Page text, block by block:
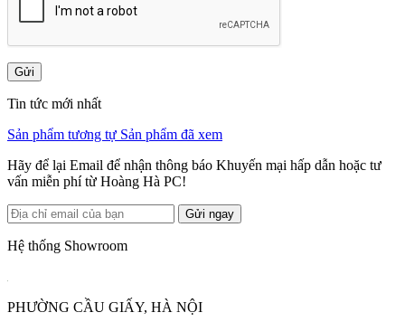
Gửi
Tin tức mới nhất
Sản phẩm tương tự Sản phẩm đã xem
Hãy để lại Email để nhận thông báo Khuyến mại hấp dẫn hoặc tư
vấn miễn phí từ Hoàng Hà PC!
Gửi ngay
Hệ thống Showroom
PHƯỜNG CẦU GIẤY, HÀ NỘI